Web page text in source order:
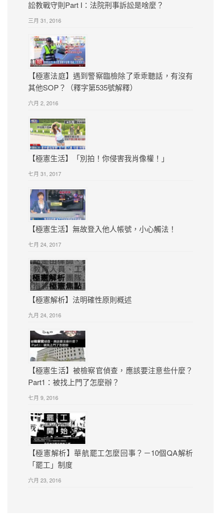
訟教戰守則Part I：法院刑事訴訟是啥麼？
三月 31, 2016
【極憲法庭】遇到警察臨檢除了乖乖聽話，有沒有
其他SOP？（釋字第535號解釋）
六月 2, 2016
【極憲生活】「別拍！你侵害我肖像權！」
七月 31, 2017
【極憲生活】無故登入他人帳號，小心觸法！
七月 24, 2017
【極憲解析】法明確性原則概述
九月 24, 2016
【極憲生活】被檢察官偵查，應該要注意些什麼？
Part1：被找上門了怎麼辦？
七月 9, 2016
【極憲解析】華航罷工怎麼回事？－10個QA解析
「罷工」制度
六月 23, 2016